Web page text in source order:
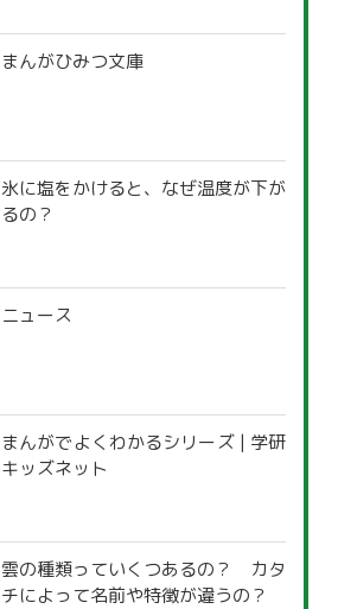
まんがひみつ文庫
氷に塩をかけると、なぜ温度が下が
るの？
ニュース
まんがでよくわかるシリーズ | 学研
キッズネット
雲の種類っていくつあるの？ カタ
チによって名前や特徴が違うの？